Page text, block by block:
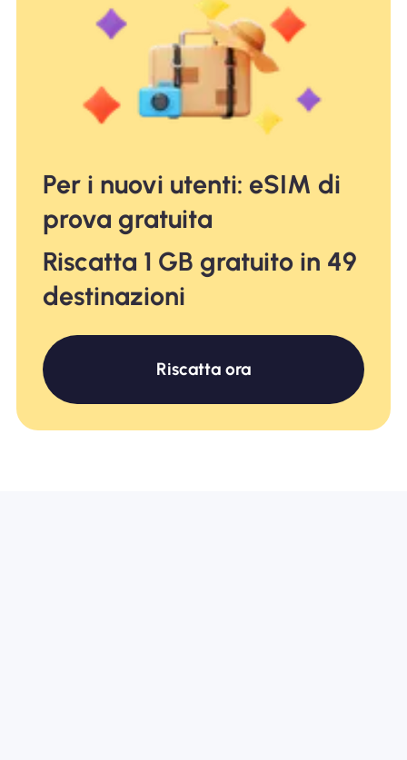
Per i nuovi utenti: eSIM di
prova gratuita
Riscatta 1 GB gratuito in 49
destinazioni
Riscatta ora